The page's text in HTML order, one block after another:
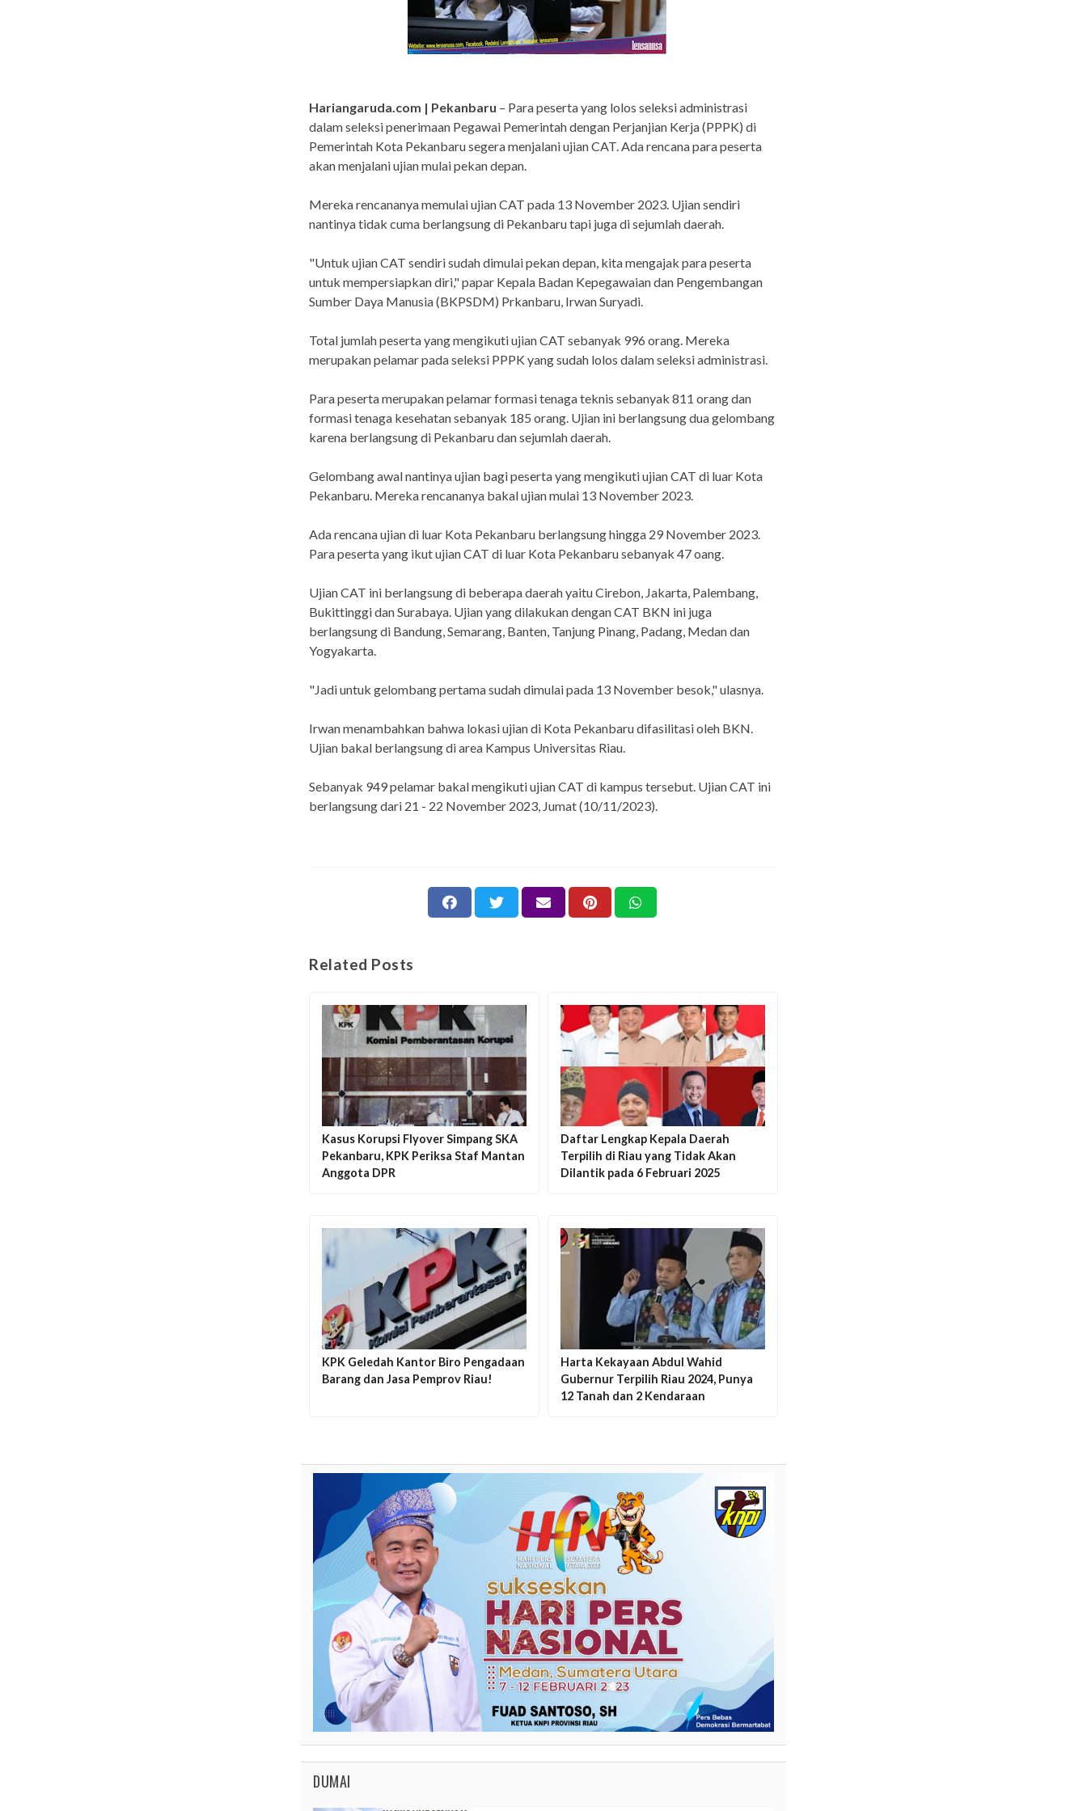
Hariangaruda.com | Pekanbaru – Para peserta yang lolos seleksi administrasi
dalam seleksi penerimaan Pegawai Pemerintah dengan Perjanjian Kerja (PPPK) di
Pemerintah Kota Pekanbaru segera menjalani ujian CAT. Ada rencana para peserta
akan menjalani ujian mulai pekan depan.
Mereka rencananya memulai ujian CAT pada 13 November 2023. Ujian sendiri
nantinya tidak cuma berlangsung di Pekanbaru tapi juga di sejumlah daerah.
"Untuk ujian CAT sendiri sudah dimulai pekan depan, kita mengajak para peserta
untuk mempersiapkan diri," papar Kepala Badan Kepegawaian dan Pengembangan
Sumber Daya Manusia (BKPSDM) Prkanbaru, Irwan Suryadi.
Total jumlah peserta yang mengikuti ujian CAT sebanyak 996 orang. Mereka
merupakan pelamar pada seleksi PPPK yang sudah lolos dalam seleksi administrasi.
Para peserta merupakan pelamar formasi tenaga teknis sebanyak 811 orang dan
formasi tenaga kesehatan sebanyak 185 orang. Ujian ini berlangsung dua gelombang
karena berlangsung di Pekanbaru dan sejumlah daerah.
Gelombang awal nantinya ujian bagi peserta yang mengikuti ujian CAT di luar Kota
Pekanbaru. Mereka rencananya bakal ujian mulai 13 November 2023.
Ada rencana ujian di luar Kota Pekanbaru berlangsung hingga 29 November 2023.
Para peserta yang ikut ujian CAT di luar Kota Pekanbaru sebanyak 47 oang.
Ujian CAT ini berlangsung di beberapa daerah yaitu Cirebon, Jakarta, Palembang,
Bukittinggi dan Surabaya. Ujian yang dilakukan dengan CAT BKN ini juga
berlangsung di Bandung, Semarang, Banten, Tanjung Pinang, Padang, Medan dan
Yogyakarta.
"Jadi untuk gelombang pertama sudah dimulai pada 13 November besok," ulasnya.
Irwan menambahkan bahwa lokasi ujian di Kota Pekanbaru difasilitasi oleh BKN.
Ujian bakal berlangsung di area Kampus Universitas Riau.
Sebanyak 949 pelamar bakal mengikuti ujian CAT di kampus tersebut. Ujian CAT ini
berlangsung dari 21 - 22 November 2023, Jumat (10/11/2023).
Related Posts
Kasus Korupsi Flyover Simpang SKA
Pekanbaru, KPK Periksa Staf Mantan
Anggota DPR
Daftar Lengkap Kepala Daerah
Terpilih di Riau yang Tidak Akan
Dilantik pada 6 Februari 2025
KPK Geledah Kantor Biro Pengadaan
Barang dan Jasa Pemprov Riau!
Harta Kekayaan Abdul Wahid
Gubernur Terpilih Riau 2024, Punya
12 Tanah dan 2 Kendaraan
DUMAI